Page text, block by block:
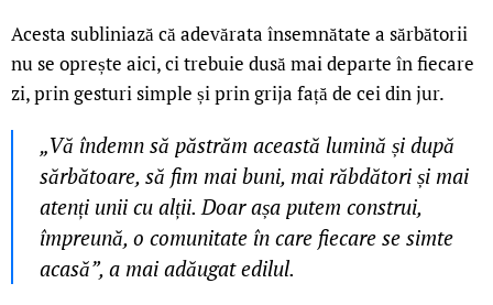
Acesta subliniază că adevărata însemnătate a sărbătorii
nu se oprește aici, ci trebuie dusă mai departe în fiecare
zi, prin gesturi simple și prin grija față de cei din jur.
„Vă îndemn să păstrăm această lumină și după
sărbătoare, să fim mai buni, mai răbdători și mai
atenți unii cu alții. Doar așa putem construi,
împreună, o comunitate în care fiecare se simte
acasă”, a mai adăugat edilul.